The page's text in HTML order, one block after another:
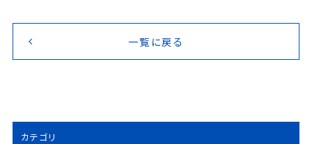
一覧に戻る
カテゴリ